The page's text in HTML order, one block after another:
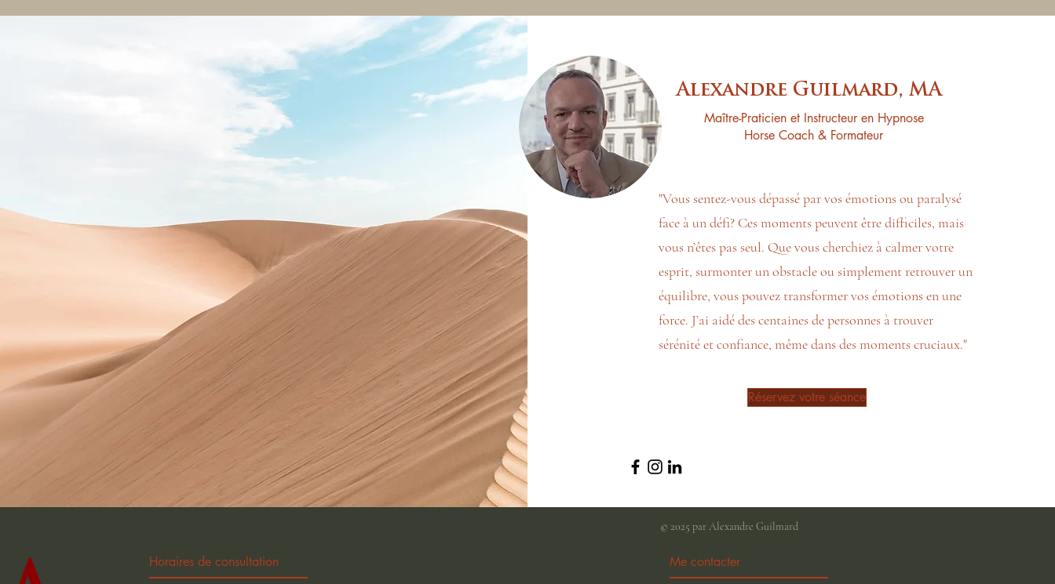
"Vous sentez-vous dépassé par vos émotions ou paralysé
face à un défi? Ces moments peuvent être difficiles, mais
vous n’êtes pas seul. Que vous cherchiez à calmer votre
esprit, surmonter un obstacle ou simplement retrouver un
équilibre, vous pouvez transformer vos émotions en une
force. J’ai aidé des centaines de personnes à trouver
sérénité et confiance, même dans des moments cruciaux."
Alexandre Guilmard, MA
Maître-Praticien et Instructeur en Hypnose
Horse Coach & Formateur
Réservez votre séance
© 2025 par Alexandre Guilmard
Horaires de consultation Me contacter